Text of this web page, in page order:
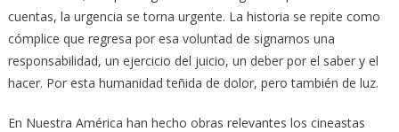
cuentas, la urgencia se torna urgente. La historia se repite como
cómplice que regresa por esa voluntad de signarnos una
responsabilidad, un ejercicio del juicio, un deber por el saber y el
hacer. Por esta humanidad teñida de dolor, pero también de luz.
En Nuestra América han hecho obras relevantes los cineastas